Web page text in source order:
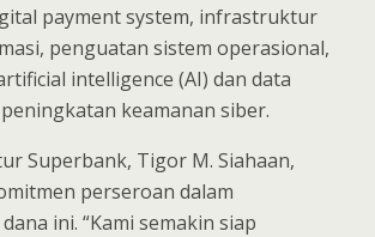
payment system, infrastruktur
penguatan sistem operasional,
intelligence (AI) dan data
keamanan siber.
Superbank, Tigor M. Siahaan,
perseroan dalam
ini. “Kami semakin siap